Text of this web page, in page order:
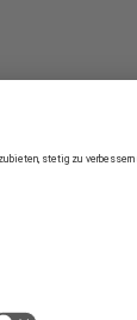
Festlicher
Christian
pralle Tänze
virtuoser